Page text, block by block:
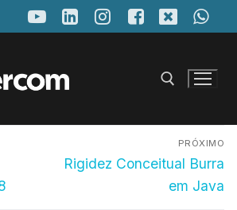
Pesquisar por:
PRÓXIMO
Próximo
Rigidez Conceitual Burra
em Java